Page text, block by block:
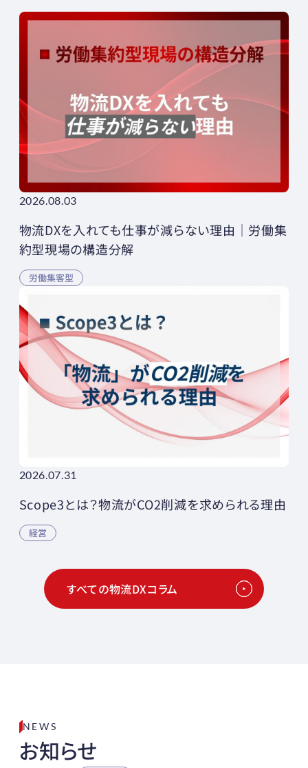
2026.08.03
物流DXを入れても仕事が減らない理由｜労働集
約型現場の構造分解
労働集客型
2026.07.31
Scope3とは？物流がCO2削減を求められる理由
経営
すべての物流DXコラム
NEWS
お知らせ